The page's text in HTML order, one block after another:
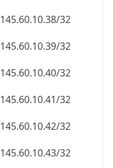
145.60.10.38/32
145.60.10.39/32
145.60.10.40/32
145.60.10.41/32
145.60.10.42/32
145.60.10.43/32